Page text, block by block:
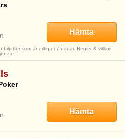
Hämta
biljetter som är giltiga i 7 dagar. Regler & villkor
Hämta